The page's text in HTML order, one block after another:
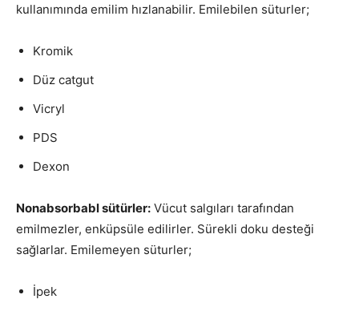
kullanımında emilim hızlanabilir. Emilebilen süturler;
Kromik
Düz catgut
Vicryl
PDS
Dexon
Nonabsorbabl sütürler: Vücut salgıları tarafından
emilmezler, enküpsüle edilirler. Sürekli doku desteği
sağlarlar. Emilemeyen süturler;
İpek